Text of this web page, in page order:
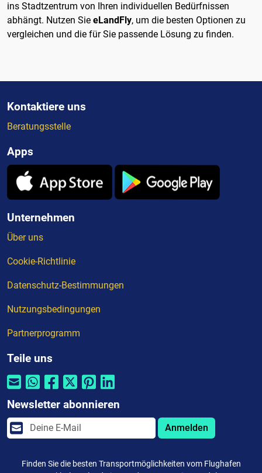
ins Stadtzentrum von Ihren individuellen Bedürfnissen
abhängt. Nutzen Sie eLandFly, um die besten Optionen zu
vergleichen und die für Sie passende Lösung zu finden.
Kontaktiere uns
Beratungsstelle
Apps
Unternehmen
Über uns
Cookie-Richtlinie
Datenschutz-Bestimmungen
Nutzungsbedingungen
Partnerprogramm
Teile uns
Newsletter abonnieren
Anmelden
Finden Sie die besten Transportmöglichkeiten vom Flughafen